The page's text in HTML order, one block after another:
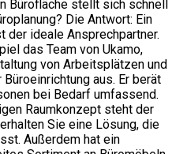
Bürofläche stellt sich schnell
Die Antwort: Ein
ideale Ansprechpartner.
das Team von Ukamo,
von Arbeitsplätzen und
aus. Er berät
bei Bedarf umfassend.
Raumkonzept steht der
Sie eine Lösung, die
Außerdem hat ein